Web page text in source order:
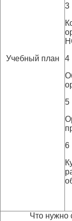
Учебный план
3
4
5
6
Что нужно